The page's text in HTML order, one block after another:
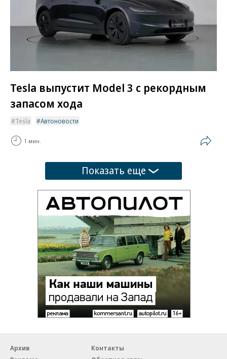
Tesla выпустит Model 3 с рекордным
запасом хода
Tesla Автоновости
1 мин.
Показать еще
Архив
Контакты